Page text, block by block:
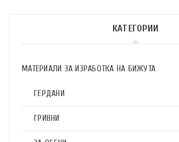
КАТЕГОРИИ
МАТЕРИАЛИ ЗА ИЗРАБОТКА НА БИЖУТА
ГЕРДАНИ
ГРИВНИ